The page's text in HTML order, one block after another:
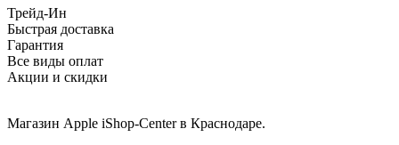
Трейд-Ин
Быстрая доставка
Гарантия
Все виды оплат
Акции и скидки
Магазин Apple iShop-Center в Краснодаре.